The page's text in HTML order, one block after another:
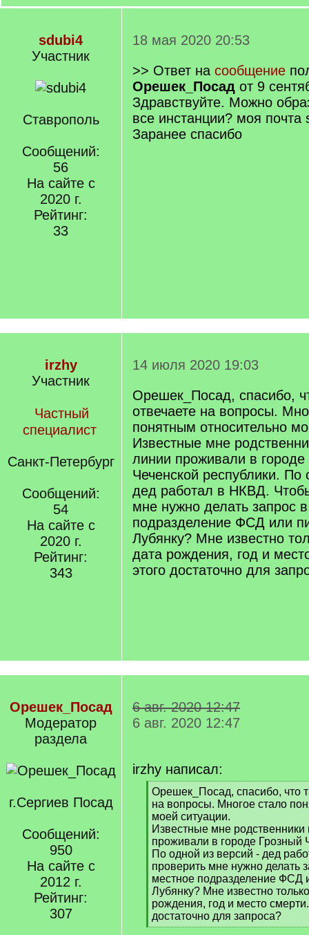
sdubi4
Участник
Ставрополь
Сообщений:
56
На сайте с
2020 г.
Рейтинг:
33
18 мая 2020 20:53
>> Ответ на сообщение
Орешек_Посад от 9
Здравствуйте. Можно
все инстанции? моя почта
Заранее спасибо
irzhy
Участник
Частный
специалист
Санкт-Петербург
Сообщений:
54
На сайте с
2020 г.
Рейтинг:
343
14 июля 2020 19:03
Орешек_Посад, спасибо,
отвечаете на вопросы.
понятным относительно
Известные мне
линии проживали в городе
Чеченской республики. По
дед работал в НКВД.
мне нужно делать запрос
подразделение ФСД или
Лубянку? Мне известно
дата рождения, год и
этого достаточно для
Орешек_Посад
Модератор
раздела
г.Сергиев Посад
Сообщений:
950
На сайте с
2012 г.
Рейтинг:
307
6 авг. 2020 12:47
6 авг. 2020 12:47
irzhy написал:
[
q
]
Орешек_Посад, спасибо, что
на вопросы. Многое стало
моей ситуации.
Известные мне родственники
проживали в городе Грозный
По одной из версий - дед
проверить мне нужно делать
местное подразделение ФСД
Лубянку? Мне известно
рождения, год и место
достаточно для запроса?
[